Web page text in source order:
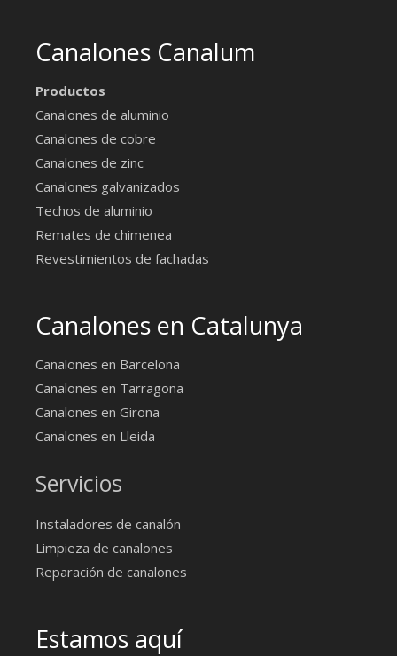
Canalones Canalum
Productos
Canalones de aluminio
Canalones de cobre
Canalones de zinc
Canalones galvanizados
Techos de aluminio
Remates de chimenea
Revestimientos de fachadas
Canalones en Catalunya
Canalones en Barcelona
Canalones en Tarragona
Canalones en Girona
Canalones en Lleida
Servicios
Instaladores de canalón
Limpieza de canalones
Reparación de canalones
Estamos aquí